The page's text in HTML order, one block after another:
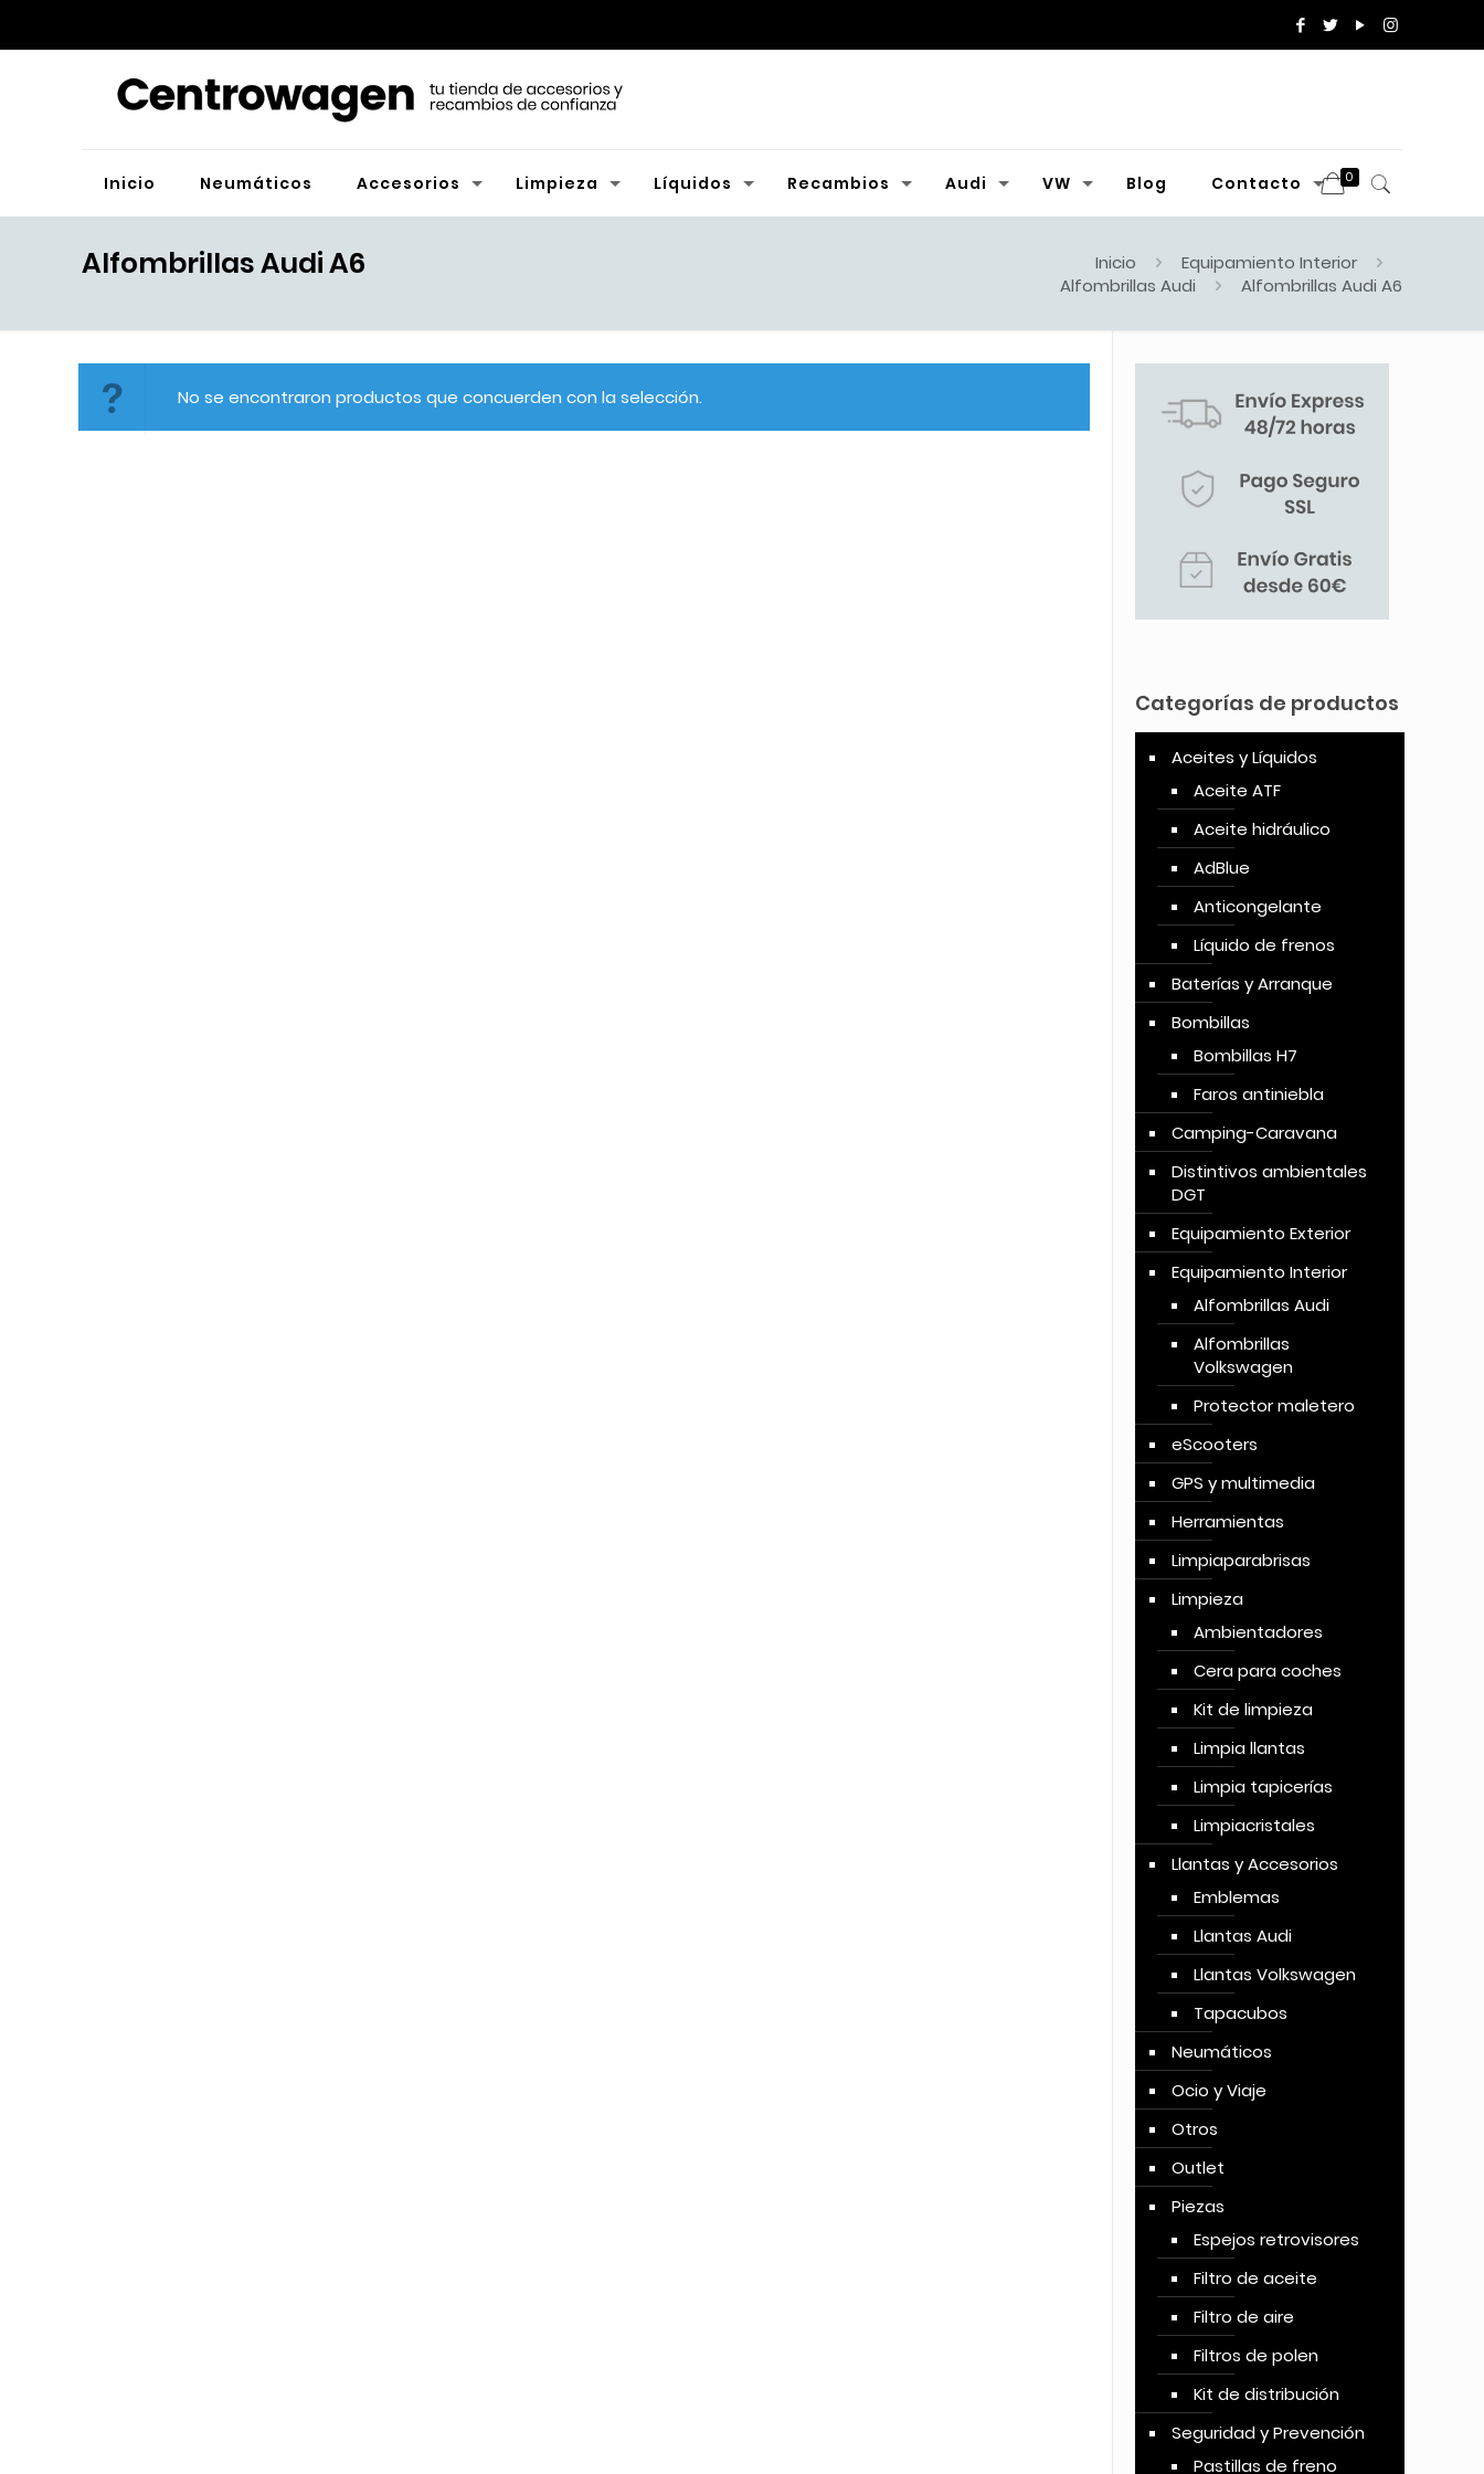
Inicio Neumáticos Accesorios Limpieza Líquidos Recambios Audi VW Blog Contacto 0
Alfombrillas Audi A6 Inicio
Equipamiento Interior
Alfombrillas Audi
Alfombrillas Audi A6
No se encontraron productos que concuerden con la selección.
Categorías de productos
Aceites y Líquidos
Aceite ATF
Aceite hidráulico
AdBlue
Anticongelante
Líquido de frenos
Baterías y Arranque
Bombillas
Bombillas H7
Faros antiniebla
Camping-Caravana
Distintivos ambientales
DGT
Equipamiento Exterior
Equipamiento Interior
Alfombrillas Audi
Alfombrillas
Volkswagen
Protector maletero
eScooters
GPS y multimedia
Herramientas
Limpiaparabrisas
Limpieza
Ambientadores
Cera para coches
Kit de limpieza
Limpia llantas
Limpia tapicerías
Limpiacristales
Llantas y Accesorios
Emblemas
Llantas Audi
Llantas Volkswagen
Tapacubos
Neumáticos
Ocio y Viaje
Otros
Outlet
Piezas
Espejos retrovisores
Filtro de aceite
Filtro de aire
Filtros de polen
Kit de distribución
Seguridad y Prevención
Pastillas de freno